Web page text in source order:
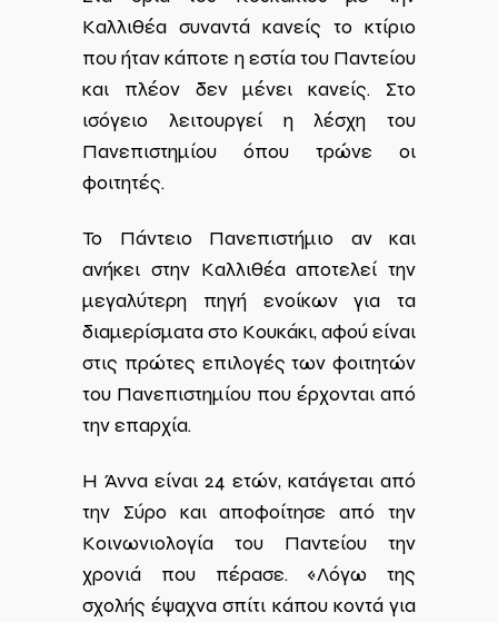
Καλλιθέα συναντά κανείς το κτίριο
που ήταν κάποτε η εστία του Παντείου
και πλέον δεν μένει κανείς. Στο
ισόγειο λειτουργεί η λέσχη του
Πανεπιστημίου όπου τρώνε οι
φοιτητές.
Το Πάντειο Πανεπιστήμιο αν και
ανήκει στην Καλλιθέα αποτελεί την
μεγαλύτερη πηγή ενοίκων για τα
διαμερίσματα στο Κουκάκι, αφού είναι
στις πρώτες επιλογές των φοιτητών
του Πανεπιστημίου που έρχονται από
την επαρχία.
Η Άννα είναι 24 ετών, κατάγεται από
την Σύρο και αποφοίτησε από την
Κοινωνιολογία του Παντείου την
χρονιά που πέρασε. «Λόγω της
σχολής έψαχνα σπίτι κάπου κοντά για